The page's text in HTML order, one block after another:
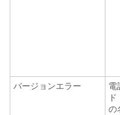
バージョンエラー
電
の